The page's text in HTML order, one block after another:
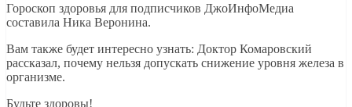
Гороскоп здоровья для подписчиков ДжоИнфоМедиа
составила Ника Веронина.
Вам также будет интересно узнать: Доктор Комаровский
рассказал, почему нельзя допускать снижение уровня железа в
организме.
Будьте здоровы!